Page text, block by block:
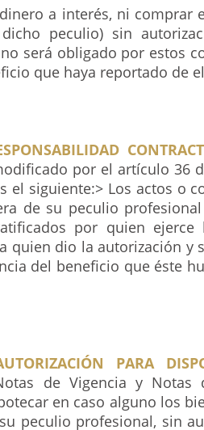
a interés, ni comprar
peculio) sin
será obligado por estos
que haya reportado de
por el artículo 36
el siguiente:> Los actos o
de su peculio
por quien ejerce
quien dio la autorización y
del beneficio que éste
PARA
de Vigencia y Notas
en caso alguno los
peculio profesional, sin